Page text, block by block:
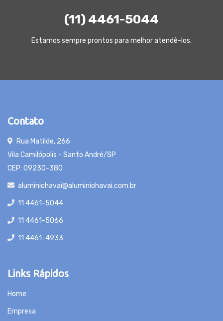
(11) 4461-5044
Estamos sempre prontos para melhor atendê-los.
Contato
Rua Matilde, 266
Vila Camilópolis - Santo André/SP
CEP: 09230-380
aluminiohavai@aluminiohavai.com.br
11 4461-5044
11 4461-5066
11 4461-4933
Links Rápidos
Home
Empresa